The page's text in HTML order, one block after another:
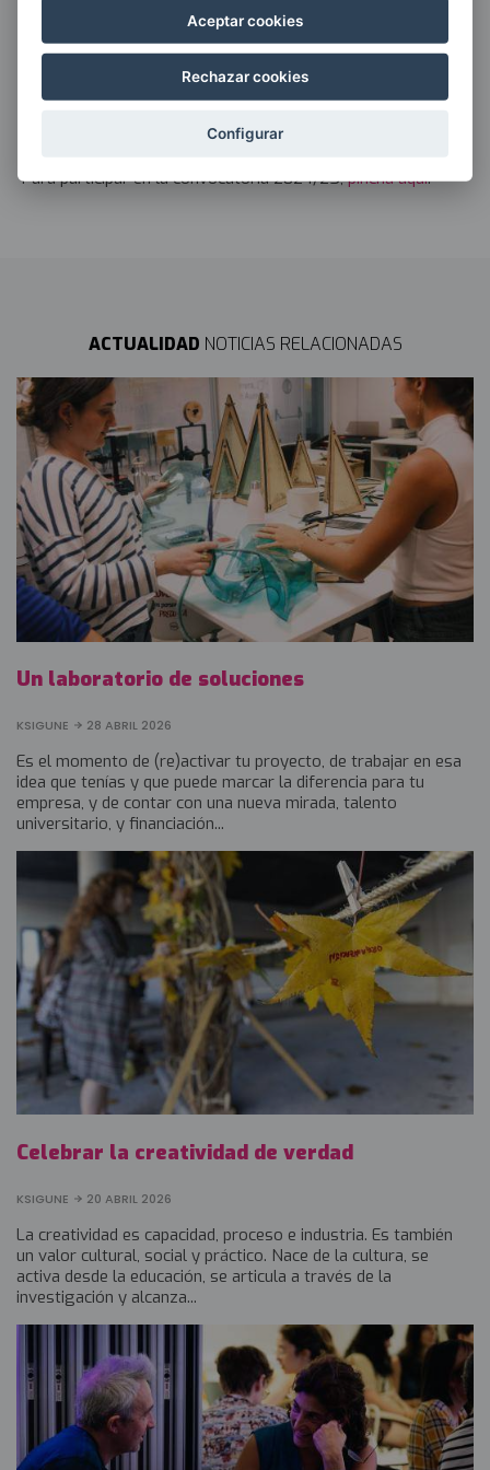
2023/24 visita la sección deConexiones
Para participar en la convocatoria 2024/25,pincha aquí.
ACTUALIDAD NOTICIAS RELACIONADAS
Un laboratorio de soluciones
KSIGUNE 28 ABRIL 2026
Es el momento de (re)activar tu proyecto, de trabajar en esa
idea que tenías y que puede marcar la diferencia para tu
empresa, y de contar con una nueva mirada, talento
universitario, y financiación...
Celebrar la creatividad de verdad
KSIGUNE 20 ABRIL 2026
La creatividad es capacidad, proceso e industria. Es también
un valor cultural, social y práctico. Nace de la cultura, se
activa desde la educación, se articula a través de la
investigación y alcanza...
Aceptar cookies
Rechazar cookies
Configurar